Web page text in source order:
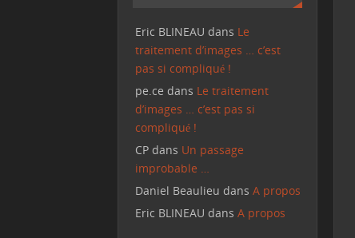
Eric BLINEAU dans Le
traitement d’images … c’est
pas si compliqué !
pe.ce dans Le traitement
d’images … c’est pas si
compliqué !
CP dans Un passage
improbable …
Daniel Beaulieu dansA propos
Eric BLINEAU dansA propos